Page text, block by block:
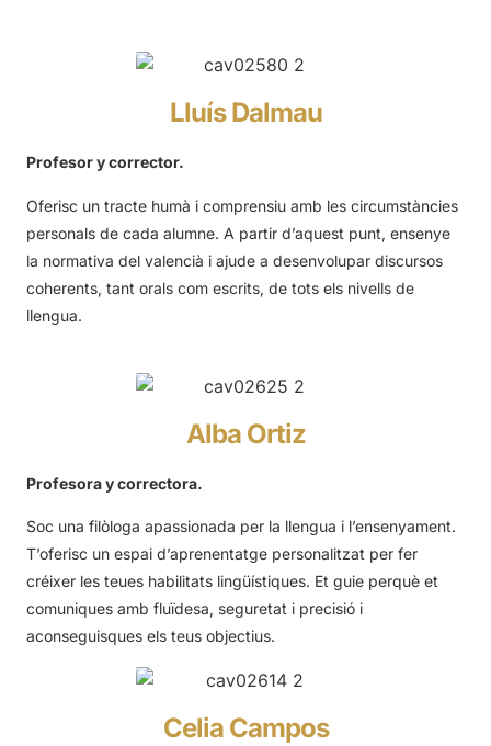
Lluís Dalmau
Profesor y corrector.
Oferisc un tracte humà i comprensiu amb les circumstàncies
personals de cada alumne. A partir d’aquest punt, ensenye
la normativa del valencià i ajude a desenvolupar discursos
coherents, tant orals com escrits, de tots els nivells de
llengua.
Alba Ortiz
Profesora y correctora.
Soc una filòloga apassionada per la llengua i l’ensenyament.
T’oferisc un espai d’aprenentatge personalitzat per fer
créixer les teues habilitats lingüístiques. Et guie perquè et
comuniques amb fluïdesa, seguretat i precisió i
aconseguisques els teus objectius.
Celia Campos